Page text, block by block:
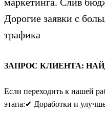
Дорогие заявки с
трафика
ЗАПРОС КЛИЕНТА:
Если переходить к нашей
этапа:✔ Доработки и